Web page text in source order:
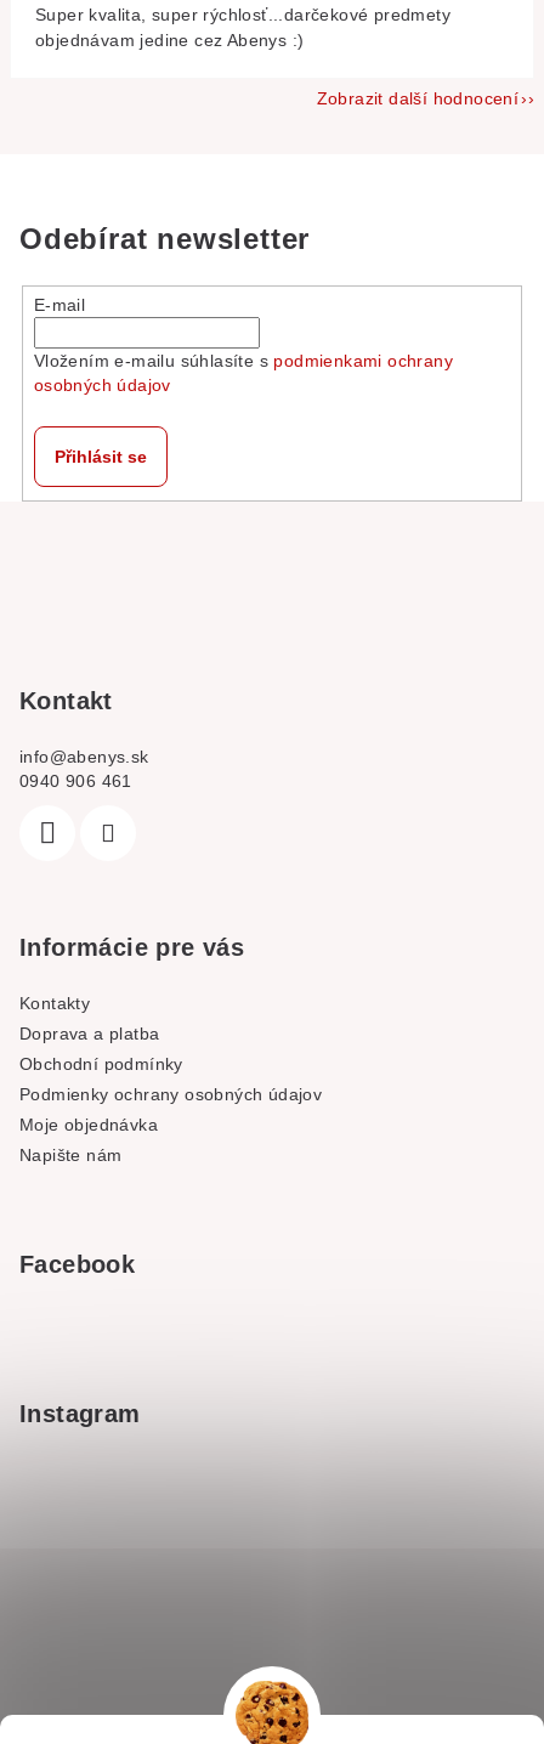
Super kvalita, super rýchlosť...darčekové predmety
objednávam jedine cez Abenys :)
Zobrazit další hodnocení
Odebírat newsletter
E-mail
Vložením e-mailu súhlasíte s podmienkami ochrany
osobných údajov
Přihlásit se
Kontakt
info@abenys.sk
0940 906 461
Informácie pre vás
Kontakty
Doprava a platba
Obchodní podmínky
Podmienky ochrany osobných údajov
Moje objednávka
Napište nám
Facebook
Instagram